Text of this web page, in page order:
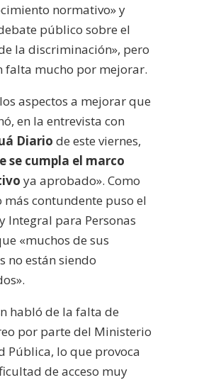
normativo» y
público sobre el
la discriminación», pero
falta mucho por mejorar.
aspectos a mejorar que
en la entrevista con
Diario de este viernes,
se cumpla el marco
ya aprobado». Como
más contundente puso el
Integral para Personas
«muchos de sus
no están siendo
habló de la falta de
por parte del Ministerio
Pública, lo que provoca
de acceso muy